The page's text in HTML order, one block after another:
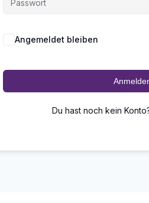
Angemeldet bleiben
Du hast noch kein